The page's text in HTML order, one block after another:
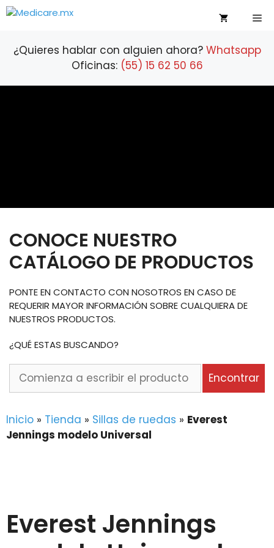
Saltar
¿Quieres hablar con alguien ahora? Whatsapp
Oficinas: (55) 15 62 50 66
CONOCE NUESTRO
CATÁLOGO DE PRODUCTOS
PONTE EN CONTACTO CON NOSOTROS EN CASO DE
REQUERIR MAYOR INFORMACIÓN SOBRE CUALQUIERA DE
NUESTROS PRODUCTOS.
¿QUÉ ESTAS BUSCANDO?
Comienza
el
producto
Encontrar
Inicio » Tienda » Sillas de ruedas » Everest
Jennings modelo Universal
Everest Jennings